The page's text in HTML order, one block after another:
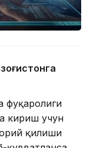
фуқаролиги
кириш учун
қилиши